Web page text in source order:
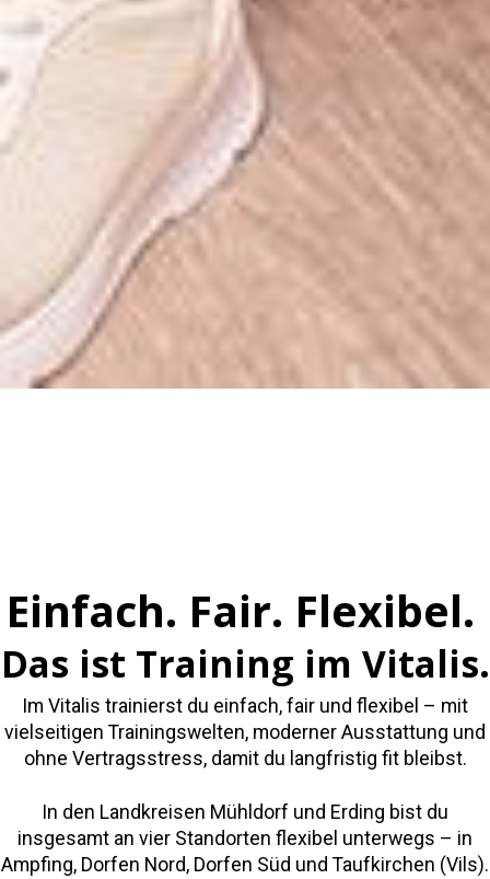
Einfach. Fair. Flexibel.
Das ist Training im Vitalis.
Im Vitalis trainierst du einfach, fair und flexibel – mit
vielseitigen Trainingswelten, moderner Ausstattung und
ohne Vertragsstress, damit du langfristig fit bleibst.
In den Landkreisen Mühldorf und Erding bist du
insgesamt an vier Standorten flexibel unterwegs – in
Ampfing, Dorfen Nord, Dorfen Süd und Taufkirchen (Vils).